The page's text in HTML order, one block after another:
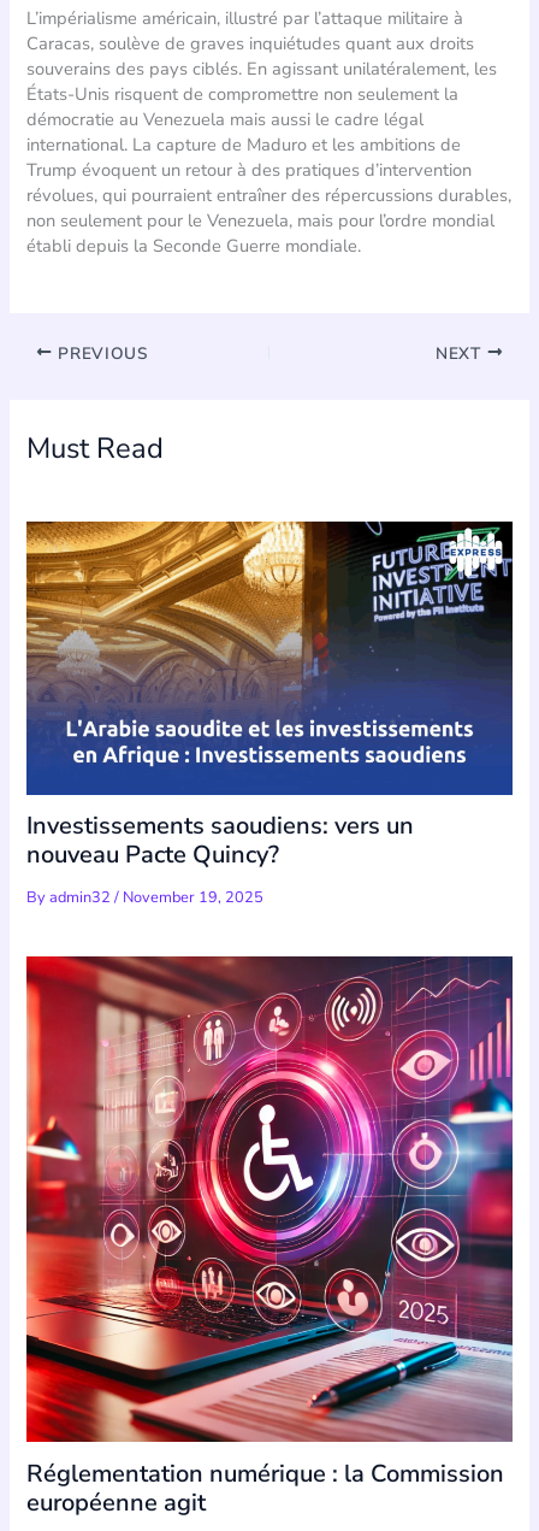
L’impérialisme américain, illustré par l’attaque militaire à
Caracas, soulève de graves inquiétudes quant aux droits
souverains des pays ciblés. En agissant unilatéralement, les
États-Unis risquent de compromettre non seulement la
démocratie au Venezuela mais aussi le cadre légal
international. La capture de Maduro et les ambitions de
Trump évoquent un retour à des pratiques d’intervention
révolues, qui pourraient entraîner des répercussions durables,
non seulement pour le Venezuela, mais pour l’ordre mondial
établi depuis la Seconde Guerre mondiale.
PREVIOUS NEXT
Must Read
Investissements saoudiens: vers un
nouveau Pacte Quincy?
Byadmin32/ November 19, 2025
Réglementation numérique : la Commission
européenne agit